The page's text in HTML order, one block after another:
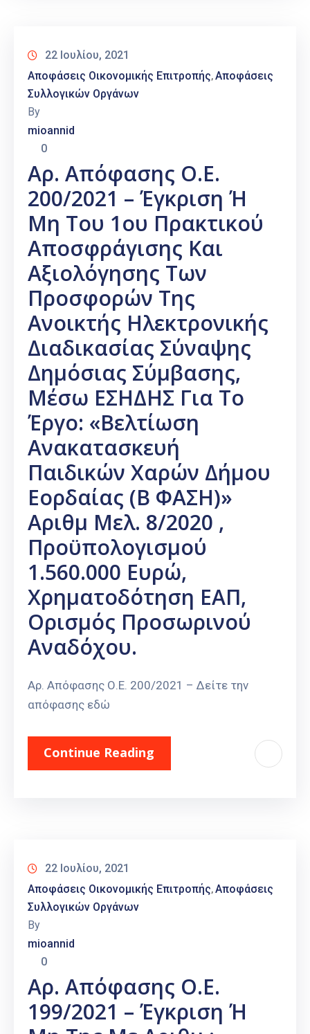
22 Ιουλίου, 2021
Αποφάσεις Οικονομικής Επιτροπής‚Αποφάσεις
Συλλογικών Οργάνων
By
mioannid
0
Αρ. Απόφασης Ο.Ε.
200/2021 – Έγκριση Ή
Μη Του 1ου Πρακτικού
Αποσφράγισης Και
Αξιολόγησης Των
Προσφορών Της
Ανοικτής Ηλεκτρονικής
Διαδικασίας Σύναψης
Δημόσιας Σύμβασης,
Μέσω ΕΣΗΔΗΣ Για Το
Έργο: «Βελτίωση
Ανακατασκευή
Παιδικών Χαρών Δήμου
Εορδαίας (Β ΦΑΣΗ)»
Αριθμ Μελ. 8/2020 ,
Προϋπολογισμού
1.560.000 Ευρώ,
Χρηματοδότηση ΕΑΠ,
Ορισμός Προσωρινού
Αναδόχου.
Αρ. Απόφασης Ο.Ε. 200/2021 – Δείτε την
απόφασης εδώ
Continue Reading
22 Ιουλίου, 2021
Αποφάσεις Οικονομικής Επιτροπής‚Αποφάσεις
Συλλογικών Οργάνων
By
mioannid
0
Αρ. Απόφασης Ο.Ε.
199/2021 – Έγκριση Ή